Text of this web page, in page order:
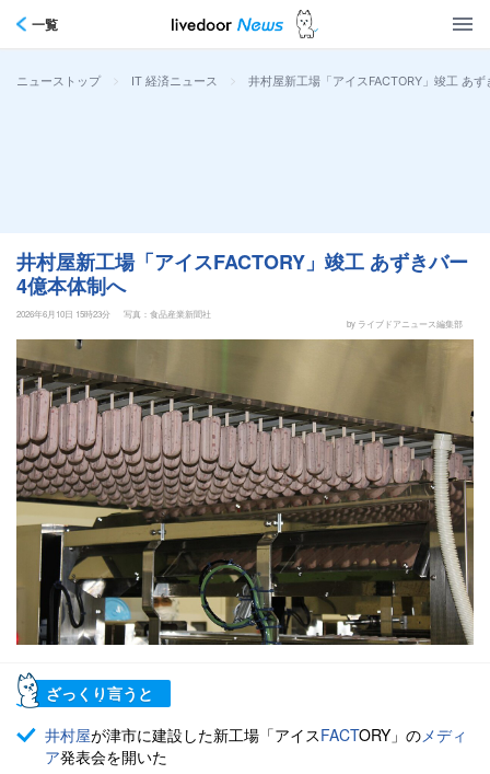
一覧
ニューストップ > IT 経済ニュース > 井村屋新工場「アイスFACTORY」竣工 あ
井村屋新工場「アイスFACTORY」竣工 あずきバー
4億本体制へ
2026年6月10日 15時23分
写真：食品産業新聞社
by ライブドアニュース編集部
ざっくり言うと
井村屋が津市に建設した新工場「アイスFACTORY」の メディ
ア発表会を開いた